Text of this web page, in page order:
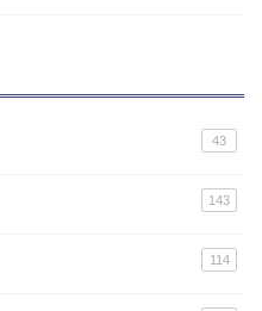
43
143
114